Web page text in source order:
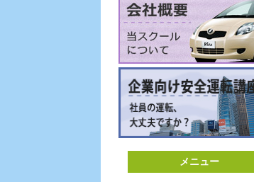
メニュー